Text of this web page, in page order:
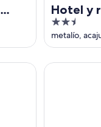
Hotel y
2.5
out
of
5
metalío,
Department
Hotel y